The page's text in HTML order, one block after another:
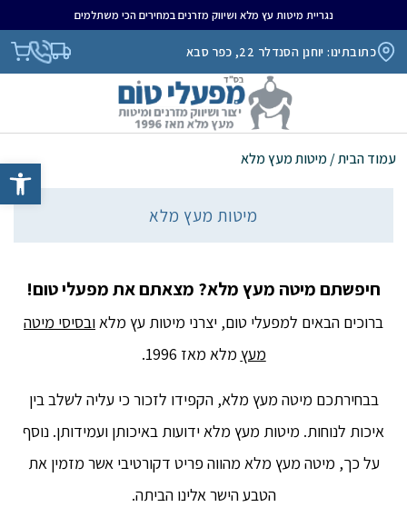
פתח סרגל
נגריית מיטות עץ מלא ושיווק מזרנים במחירים הכי משתלמים
כתובתינו: יוחנן הסנדלר 22, כפר סבא
עמוד הבית/ מיטות מעץ מלא
מיטות מעץ מלא
חיפשתם מיטה מעץ מלא? מצאתם את מפעלי טום!
ברוכים הבאים למפעלי טום, יצרני מיטות עץ מלאובסיסי מיטה
מעץ מלא מאז 1996.
בבחירתכם מיטה מעץ מלא, הקפידו לזכור כי עליה לשלב בין
איכות לנוחות. מיטות מעץ מלא ידועות באיכותן ועמידותן. נוסף
על כך, מיטה מעץ מלא מהווה פריט דקורטיבי אשר מזמין את
הטבע הישר אלינו הביתה.